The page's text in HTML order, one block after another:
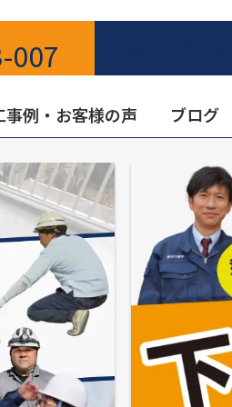
007
事例・お客様の声 ブログ